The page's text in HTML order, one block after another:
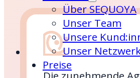
Über SEQUOYA
Unser Team
Unsere
Unser
Preise